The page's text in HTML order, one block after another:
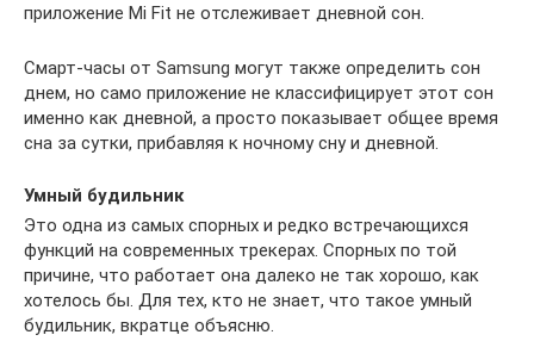
приложение Mi Fit не отслеживает дневной сон.
Смарт-часы от Samsung могут также определить сон
днем, но само приложение не классифицирует этот сон
именно как дневной, а просто показывает общее время
сна за сутки, прибавляя к ночному сну и дневной.
Умный будильник
Это одна из самых спорных и редко встречающихся
функций на современных трекерах. Спорных по той
причине, что работает она далеко не так хорошо, как
хотелось бы. Для тех, кто не знает, что такое умный
будильник, вкратце объясню.